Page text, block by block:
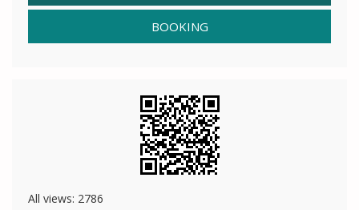
BOOKING
All views: 2786